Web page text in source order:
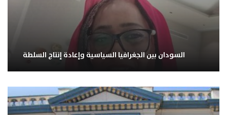
السودان بين الجغرافيا السياسية وإعادة إنتاج السلطة